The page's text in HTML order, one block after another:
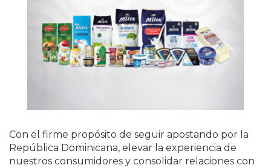
Con el firme propósito de seguir apostando por la
República Dominicana, elevar la experiencia de
nuestros consumidores y consolidar relaciones con